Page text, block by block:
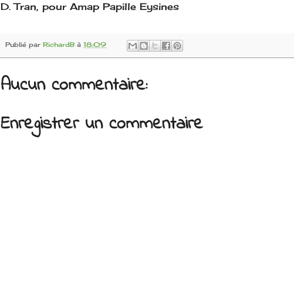
D. Tran, pour Amap Papille Eysines
Publié par RichardB à 18:09
Aucun commentaire:
Enregistrer un commentaire